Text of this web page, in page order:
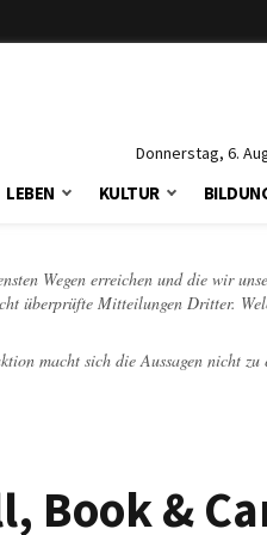
Donnerstag, 6.
LEBEN KULTUR
Wegen erreichen und die wir
überprüfte Mitteilungen Dritter.
macht sich die Aussagen nicht zu
Book &